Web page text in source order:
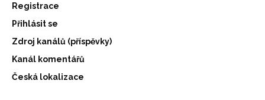
Registrace
Přihlásit se
Zdroj kanálů (příspěvky)
Kanál komentářů
Česká lokalizace